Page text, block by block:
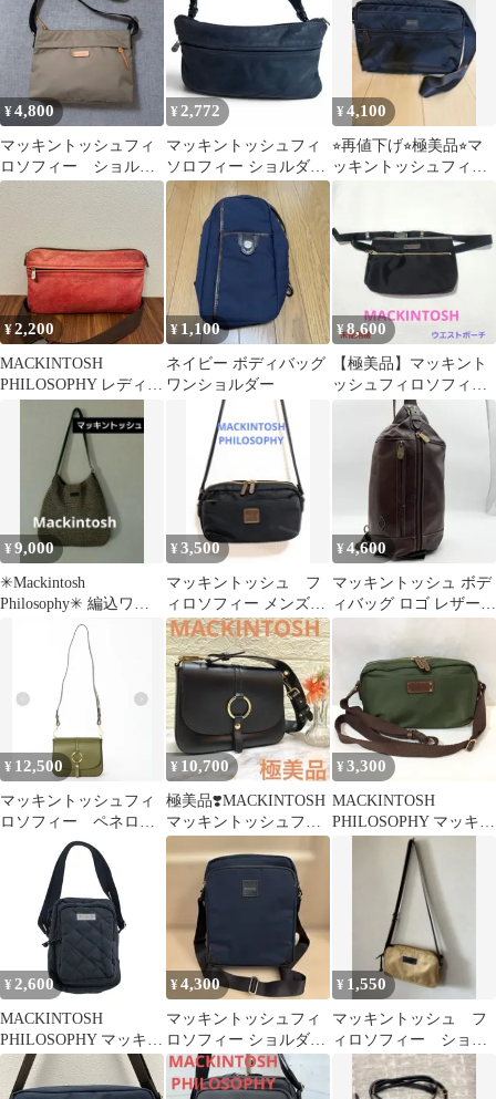
¥4,800
マッキントッシュフィ
ロソフィー ショルダ
ーバック
¥ 2,772
マッキントッシュフィ
ソロフィー ショルダー
バック レザー ネイビー
シンプル
¥4,100
⭐︎再値下げ⭐︎極美品⭐︎マ
ッキントッシュフィロ
¥2,200
MACKINTOSH
PHILOSOPHY レディー
ス クロスボディバッグ
ショルダーバッグ 牛革
¥ 1,100
ネイビー ボディバッグ
ワンショルダー
¥8,600
【極美品】マッキント
ッシュフィロソフィー
アメリア ウエストバッ
グ 撥水ナイロン
¥9,000
✳Mackintosh
Philosophy✳ 編込ワン
ショルダートートバッ
¥3,500
マッキントッシュ フ
ィロソフィー メンズ
レディース ショルダ
ーバッグ
¥4,600
マッキントッシュ ボデ
ィバッグ ロゴ レザー
ダークブラウン 斜め掛
¥ 12,500
マッキントッシュフィ
ロソフィー ペネロペ
リングバックルバッ
グ ショルダー カー
¥ 10,700
極美品❣️MACKINTOSH
マッキントッシュフィ
ロソフィーショルダー
バッグ黒
¥3,300
MACKINTOSH
PHILOSOPHY マッキン
トッシュ フィロソフィ
ー ナイロンショルダー
バッグ カーキ系
¥ 2,600
MACKINTOSH
PHILOSOPHY マッキン
トッシュフィロソフィ
ーショルダーバッグ/ブ
¥4,300
マッキントッシュフィ
ロソフィー ショルダー
バッグ ネイビー B5対
応 撥水 軽量
¥ 1,550
マッキントッシュ フ
ィロソフィー ショル
ダー バッグ 黄色
マスタード 辛子色